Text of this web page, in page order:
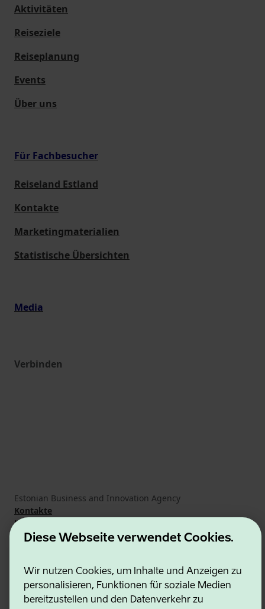
Diese Webseite verwendet Cookies.
Wir nutzen Cookies, um Inhalte und Anzeigen zu
personalisieren, Funktionen für soziale Medien
bereitzustellen und den Datenverkehr zu
Aktivitäten
Reiseziele
Reiseplanung
Events
Über uns
Für Fachbesucher
Reiseland Estland
Kontakte
Marketingmaterialien
Statistische Übersichten
Media
Verbinden
Estonian Business and Innovation Agency
Kontakte
Kooperationspartner
Nutzungsbedingungen